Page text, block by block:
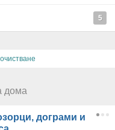
5
дома
дограми и